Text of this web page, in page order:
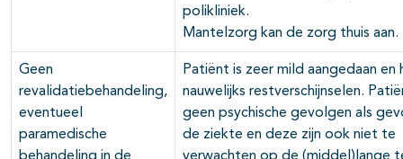
polikliniek.
Mantelzorg kan de zorg thuis aan.
Geen
revalidatiebehandeling,
eventueel
paramedische
Patiënt is zeer mild aangedaan en
nauwelijks restverschijnselen.
geen psychische gevolgen als
de ziekte en deze zijn ook niet te